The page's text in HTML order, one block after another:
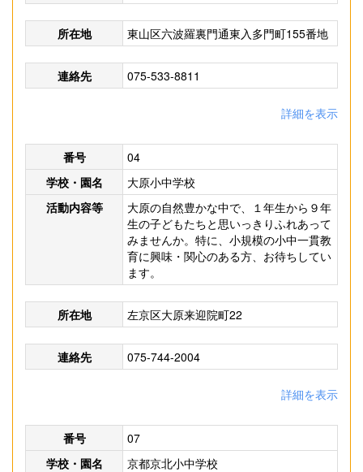
所在地 東山区六波羅裏門通東入多門町155番地
連絡先 075-533-8811
詳細を表示
番号
04
学校・園名
大原小中学校
活動内容等
大原の自然豊かな中で、１年生から９年
生の子どもたちと思いっきりふれあって
みませんか。特に、小規模の小中一貫教
育に興味・関心のある方、お待ちしてい
ます。
所在地 左京区大原来迎院町22
連絡先 075-744-2004
詳細を表示
番号
07
学校・園名
京都京北小中学校